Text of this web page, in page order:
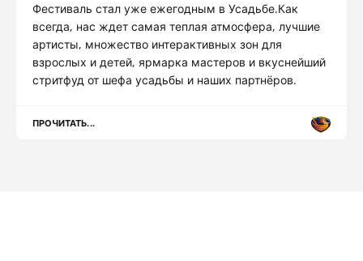
Фестиваль стал уже ежегодным в Усадьбе.Как
всегда, нас ждет самая теплая атмосфера, лучшие
артисты, множество интерактивных зон для
взрослых и детей, ярмарка мастеров и вкуснейший
стритфуд от шефа усадьбы и наших партнёров.
ПРОЧИТАТЬ...